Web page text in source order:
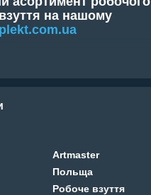
на нашому
Artmaster
Польща
Робоче взуття